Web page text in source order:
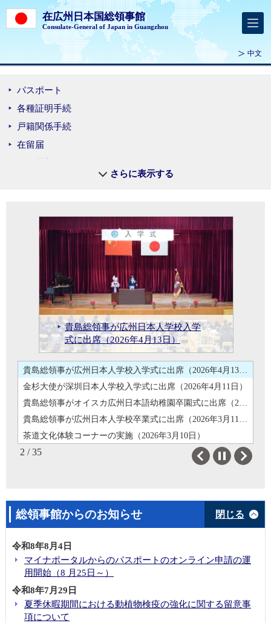
在広州日本国総領事館
Consulate-General of Japan in Guangzhou
中文
さらに表示する
パスポート
各種証明手続
戸籍関係手続
在留届
日本語可能な弁護士
査証・ビザ
各省基本データ
外交政策情報
貴島総領事が深圳日本人学校運動
会に出席（2026年5月30日）
貴島総領事が広州日本人学校入学
式に出席（2026年4月13日）
金杉大使が深圳日本人学校入学式
に出席（2026年4月11日）
貴島総領事がオイスカ広州日本語
幼稚園卒園式に出席（2026年3月13
日）
貴島総領事が広州日本人学校卒業
式に出席（2026年3月11日）
茶道文化体験コーナーの実施
（2026年3月10日）
令和7年度天皇誕生日祝賀レセプシ
ョンの開催（2026年3月10日）
貴島総領事が深圳日本人学校卒業
式に出席（2026年3月7日）
貴島善子総領事が2026年広州日本
人新年会に出席（2026年1月24日）
東口和文氏に外務大臣表彰を授与
（2025年11月13日）
貴島総領事の第15回全国運動会開
幕式出席(2025年11月9日)
貴島総領事が伊丹市・佛山市友好
都市締結40周年祝賀式典に出席
（2025年10月31日）
貴島総領事が広州市内の日本投資
法律実務セミナーに出席（2025年
10月28日）
貴島総領事が「第28回日中青少年
書画交流大会」外務大臣賞を授与
(2025年10月19日)
貴島総領事が2025世界航海装備大
会に出席（2025年10月16日）
貴島総領事の海口・三亜における
日本進出セミナー出席（2025年10
月15日）
貴島総領事が2025年度深圳市との
産業政策交流会に参加(2025年9月
25日)
貴島総領事が朝日インテック医療
機器南寧工場プロジェクト始動式
典に参加（2025年9月16日）
貴島総領事が広州日本人学校開校
30周年式典に出席（2025年8月30
日）
日本・仏山経済貿易交流会の開催
(2025年7月30日)
茶道裏千家広州出張所に在外公館
長表彰を授与（2025年7月22日）
第4回在広州日本国総領事杯少年少
女剣道錬成大会の開催(2025年7月
20日)
貴島総領事が仏山市を訪問（2025
年7月17日）
日本と広東の建築業界に関する講
演・交流会の開催（2025年7月3
日）
貴島総領事が「ガンダムベース広
州」オープニングセレモニーに出
席（2025年6月26日）
庄子農林水産大臣政務官の広州訪
問（2025年6月26日）
貴島総領事が小原流いけばな広州
支部華道教室を訪問（2025年6月21
日）
当館主催の日本産花卉PRイベント
を開催(2025年6月20日)
貴島総領事が日本国際貿易促進協
会の広西チワン族自治区訪問に同
行（2025年6月7日）
貴島総領事がアニメ・ゲーム業界
関係者と懇談（2025年6月10日）
貴島総領事が「錦繍良縁」2025年
仏山奇妙夜活動に参加(2025年5月
29日)
貴島総領事が錦鯉養殖場を視察
（2025年5月27日）
貴島総領事がグレーターベイエリ
ア日中企業協力と投資融資交流フ
ォーラムに参加(2025年5月23日)
2025年度総領事杯ドラゴンボート
大会の開催及び九江龍舟訓練基地
への在外公館長表彰
貴島総領事が広西チワン族自治区
柳州市を訪問（2025年5月21日）
貴島総領事が錦鯉養殖場を視察（2025年5月27日）
貴島総領事が深圳日本人学校運動会に出席
金杉大使が深圳日本人学校入学式に出席（2026年4月11日）
茶道文化体験コーナーの実施（2026年3月10日）
令和7年度天皇誕生日祝賀レセプションの開催（2026年3月10日）
貴島総領事が深圳日本人学校卒業式に出席（2026年3月7日）
東口和文氏に外務大臣表彰を授与（2025年11月13日）
貴島総領事の第15回全国運動会開幕式出席(2025年11月9日)
貴島総領事が「第28回日中青少年書画交流大会」外務大臣賞を授与(2025年10月19日)
貴島総領事の海口・三亜における日本進出セミナー出席（2025年10月15日）
2 / 35 Previous Next
総領事館からのお知らせ 閉じる
令和8年8月4日
マイナポータルからのパスポートのオンライン申請の運
用開始（8 月25日～）
令和8年7月29日
夏季休暇期間における動植物検疫の強化に関する留意事
項について